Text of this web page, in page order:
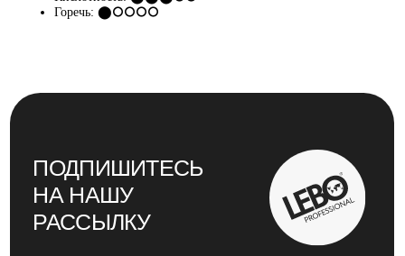
Горечь: ⬤⭘⭘⭘⭘
@2025
рынка. © LEBO Professional. При воспроизведении
материалов сайта обязательна установка активной
гиперссылки на источник — страницу с этой публикацией на
pro.lebo.ru
ежедневно с 9:00 до 18:00
Дизайн и вёрстка - Рассказова Анастасия
Политика конфиденциальности